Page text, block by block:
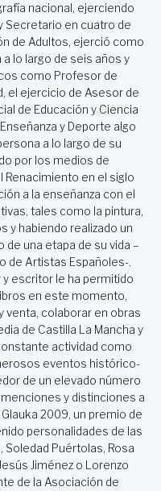
nacional, ejerciendo
Secretario en cuatro de
de Adultos, ejerció como
lo largo de seis años y
como Profesor de
el ejercicio de Asesor de
de Educación y Ciencia
y Deporte algo
a lo largo de su
por los medios de
Renacimiento en el siglo
a la enseñanza con el
tales como la pintura,
y habiendo realizado un
una etapa de su vida –
de Artistas Españoles-.
y escritor le ha permitido
en este momento,
venta, colaborar en obras
de Castilla La Mancha y
actividad como
eventos histórico-
de un elevado número
y distinciones a
2009, un premio de
personalidades de las
Soledad Puértolas, Rosa
Jiménez o Lorenzo
de la Asociación de